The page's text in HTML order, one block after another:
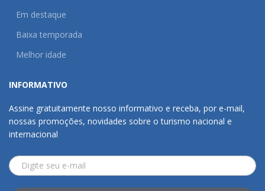
Em destaque
Baixa temporada
Melhor idade
INFORMATIVO
Assine gratuitamente nosso informativo e receba, por e-mail,
nossas promoções, novidades sobre o turismo nacional e
internacional